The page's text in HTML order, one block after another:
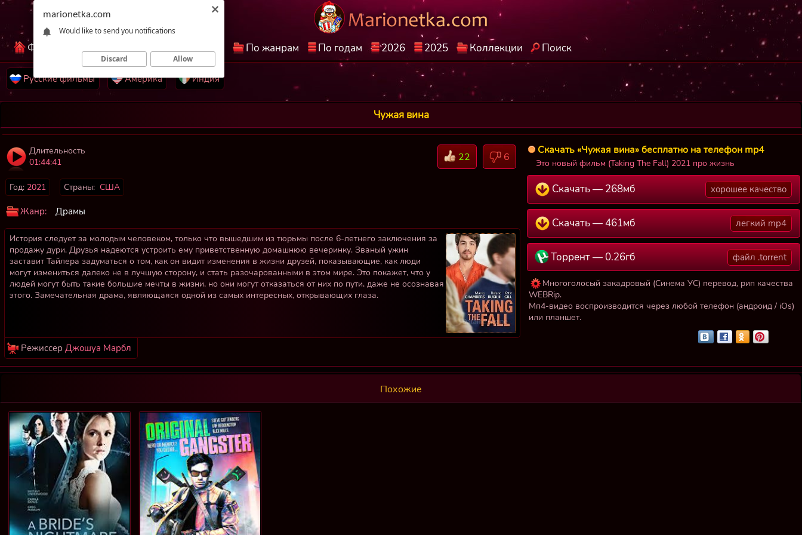
Фильмы КиноНетка Лучшие фильмы По жанрам По годам 2026 2025 Коллекции Поиск
Русские фильмы Америка Индия
Чужая вина
Длительность
01:44:41
22 6
Год: 2021 Страны: США
Жанр: Драмы
История следует за молодым человеком, только что вышедшим из тюрьмы после 6-летнего заключения за
продажу дури. Друзья надеются устроить ему приветственную домашнюю вечеринку. Званый ужин
заставит Тайлера задуматься о том, как он видит изменения в жизни друзей, показывающие, как люди
могут измениться далеко не в лучшую сторону, и стать разочарованными в этом мире. Это покажет, что у
людей могут быть такие большие мечты в жизни, но они могут отказаться от них по пути, даже не осознавая
этого. Замечательная драма, являющаяся одной из самых интересных, открывающих глаза.
Режиссер Джошуа Марбл
Скачать «Чужая вина» бесплатно на телефон mp4
Это новый фильм (Taking The Fall) 2021 про жизнь
Скачать — 268мб хорошее качество
Скачать — 461мб легкий mp4
Торрент — 0.26гб файл .torrent
Многоголосый закадровый (Синема УС) перевод, рип качества
WEBRip.
Мп4-видео воспроизводится через любой телефон (андроид / iOs)
или планшет.
Похожие
marionetka.com
Would like to send you notifications
Discard Allow